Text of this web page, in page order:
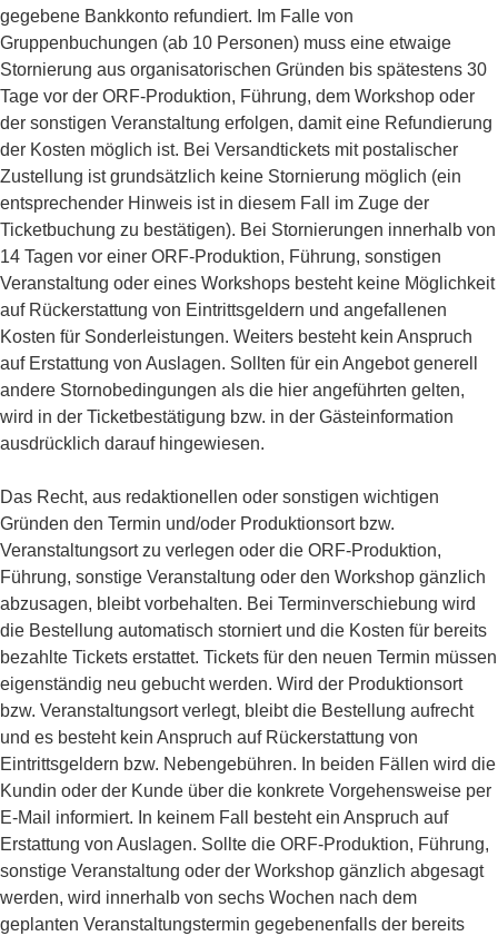
gegebene Bankkonto refundiert. Im Falle von
Gruppenbuchungen (ab 10 Personen) muss eine etwaige
Stornierung aus organisatorischen Gründen bis spätestens 30
Tage vor der ORF-Produktion, Führung, dem Workshop oder
der sonstigen Veranstaltung erfolgen, damit eine Refundierung
der Kosten möglich ist. Bei Versandtickets mit postalischer
Zustellung ist grundsätzlich keine Stornierung möglich (ein
entsprechender Hinweis ist in diesem Fall im Zuge der
Ticketbuchung zu bestätigen). Bei Stornierungen innerhalb von
14 Tagen vor einer ORF-Produktion, Führung, sonstigen
Veranstaltung oder eines Workshops besteht keine Möglichkeit
auf Rückerstattung von Eintrittsgeldern und angefallenen
Kosten für Sonderleistungen. Weiters besteht kein Anspruch
auf Erstattung von Auslagen. Sollten für ein Angebot generell
andere Stornobedingungen als die hier angeführten gelten,
wird in der Ticketbestätigung bzw. in der Gästeinformation
ausdrücklich darauf hingewiesen.
Das Recht, aus redaktionellen oder sonstigen wichtigen
Gründen den Termin und/oder Produktionsort bzw.
Veranstaltungsort zu verlegen oder die ORF-Produktion,
Führung, sonstige Veranstaltung oder den Workshop gänzlich
abzusagen, bleibt vorbehalten. Bei Terminverschiebung wird
die Bestellung automatisch storniert und die Kosten für bereits
bezahlte Tickets erstattet. Tickets für den neuen Termin müssen
eigenständig neu gebucht werden. Wird der Produktionsort
bzw. Veranstaltungsort verlegt, bleibt die Bestellung aufrecht
und es besteht kein Anspruch auf Rückerstattung von
Eintrittsgeldern bzw. Nebengebühren. In beiden Fällen wird die
Kundin oder der Kunde über die konkrete Vorgehensweise per
E-Mail informiert. In keinem Fall besteht ein Anspruch auf
Erstattung von Auslagen. Sollte die ORF-Produktion, Führung,
sonstige Veranstaltung oder der Workshop gänzlich abgesagt
werden, wird innerhalb von sechs Wochen nach dem
geplanten Veranstaltungstermin gegebenenfalls der bereits